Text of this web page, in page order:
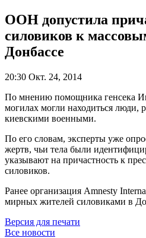
ООН допустила
силовиков к
Донбассе
20:30 Окт. 24, 2014
По мнению помощника генсека
могилах могли находиться люди,
киевскими военными.
По его словам, эксперты уже
жертв, чьи тела были
указывают на причастность к
силовиков.
Ранее организация Amnesty
мирных жителей силовиками в
Версия для печати
Все новости